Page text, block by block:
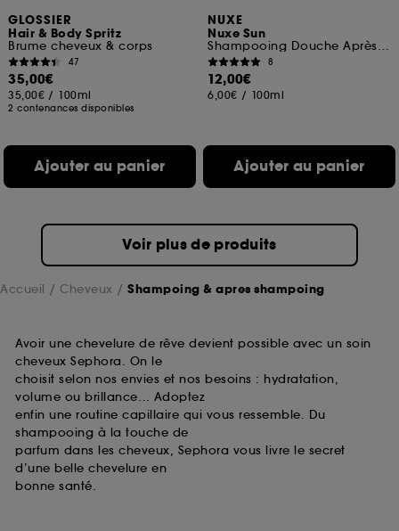
GLOSSIER
Hair & Body Spritz
Brume cheveux & corps
47
35,00€
35,00€ / 100ml
2 contenances disponibles
Ajouter au panier
NUXE
Nuxe Sun
Shampooing Douche Après-Soleil
8
12,00€
6,00€ / 100ml
Ajouter au panier
Voir plus de produits
Accueil Cheveux Shampoing & apres shampoing
Avoir une chevelure de rêve devient possible avec un soin
cheveux Sephora. On le
choisit selon nos envies et nos besoins : hydratation,
volume ou brillance… Adoptez
enfin une routine capillaire qui vous ressemble. Du
shampooing à la touche de
parfum dans les cheveux, Sephora vous livre le secret
d’une belle chevelure en
bonne santé.